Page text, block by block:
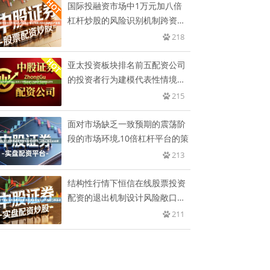
国际投融资市场中1万元加八倍
杠杆炒股的风险识别机制跨资产
218
亚太投资板块排名前五配资公司
的投资者行为建模代表性情境还
215
面对市场缺乏一致预期的震荡阶
段的市场环境,10倍杠杆平台的策
213
结构性行情下恒信在线股票投资
配资的退出机制设计风险敞口暴
211